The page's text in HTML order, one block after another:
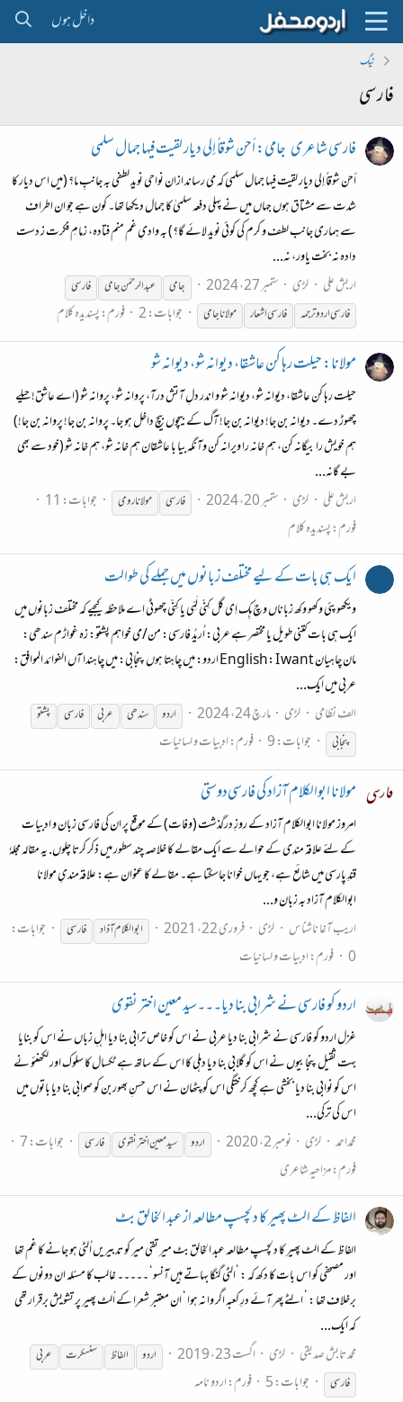
داخل ہوں
ٹیگ
فارسی
فارسی شاعری جامی: أحن شوقاً إلى ديار لقيت فيها جمال سلمی
أحن شوقاً إلى ديار لقيت فيها جمال سلمی که می رساند ازان نواحی نویدِ لطفی به جانبِ ما؟ (میں اس دیار کا
شدت سے مشتاق ہوں جہاں میں نے پہلی دفعہ سلمیٰ کا جمال دیکھا تھا۔ کون ہے جو ان اطراف
سے ہماری جانب لطف و کرم کی کوئی نوید لائے گا؟) به وادیِ غم منم فتاده، زمامِ فکرت ز دست
داده نه بخت یاور، نه...
اربش علی لڑی ستمبر 27، 2024 جامی عبدالرحمٰن جامی
فارسی
فارسیاردو ترجمہ فارسیاشعار مولانا جامی جوابات: 2 فورم:پسندیدہ کلام
مولانا: حیلت رها کن عاشقا، دیوانه شو، دیوانه شو
حیلت رها کن عاشقا، دیوانه شو، دیوانه شو و اندر دلِ آتش درآ، پروانه شو، پروانه شو (اے عاشق! حیلے
چھوڑ دے۔ دیوانہ بن جا! دیوانہ بن جا! آگ کے بیچوں بیچ داخل ہو جا۔ پروانہ بن جا! پروانہ بن جا!)
هم خویش را بیگانه کن، هم خانه را ویرانه کن وآنگه بیا با عاشقان هم خانه شو، هم خانه شو (خود سے بھی
بے گانہ...
اربش علی لڑی ستمبر 20، 2024 فارسی مولانا رومی
جوابات: 11
فورم:پسندیدہ کلام
ایک ہی بات کے لیے مختلف زبانوں میں جملے کی طوالت
ویکھو پئی وکھو وکھ زباناں وچ ہِک اِی گل کِنّی لَمِّی یا کِنِّی چھوٹی اے ملاحظہ کیجیے کہ مختلف زبانوں میں
ایک ہی بات کتنی طویل یا مختصر ہے عربی: اُریدُ فارسی: من/می خواہم پشتو: زہ غواڑم سندھی:
مان چاهيان English: I want اردو: میں چاہتا ہوں پنجابی: میں چاہندا آں الفوائد الموافق:
عربی میں ایک...
الف نظامی
لڑی مارچ 24، 2024 اردو سندھی عربی فارسی
پشتو
پنجابی
جوابات: 9 فورم:ادبیات و لسانیات
مولانا ابوالکلام آزاد کی فارسی‌دوستی
امروز مولانا ابوالکلام آزاد کے روزِ درگذشت (وفات) کے موقع پر ان کی فارسی زبان و ادبیات
کے لئے علاقہ مندی کے حوالے سے ایک مقالے کا خلاصہ چند سطور میں ذکر کرتا چلوں. یہ مقالہ مجلہٗ
قندِ پارسی میں شائع ہے، جو یہاں خوانا جاسکتا ہے۔ مقالے کا عنوان ہے: علاقه‌مندیِ مولانا
ابوالکلام آزاد به زبان و...
اریب آغا ناشناس
لڑی فروری 22، 2021 ابوالکلام آذاد فارسی
جوابات:
0 فورم:ادبیات و لسانیات
اردو کو فارسی نے شرابی بنا دیا۔۔۔سید معین اختر نقوی
غزل اردو کو فارسی نے شرابی بنا دیا عربی نے اس کو خاص ترابی بنا دیا اہلِ زباں نے اس کو بنایا
بہت ثقیل پنجابیوں نے اس کو گلابی بنا دیا دہلی کا اس کے ساتھ ہے ٹکسال کا سلوک اور لکھنئو نے
اس کو نوابی بنا دیا بخشی ہے کچھ کرختگی اس کو پٹھان نے اس حسنِ بھوربن کو صوابی بنا دیا باتوں میں
اس کی ترکی...
محمداحمد لڑی نومبر 2، 2020 اردو سید معین اختر نقوی فارسی
جوابات: 7
فورم:مزاحیہ شاعری
الفاظ کے الٹ پھیر کا دلچسپ مطالعہ از عبد الخالق بٹ
الفاظ کے الٹ پھیر کا دلچسپ مطالعہ عبد الخالق بٹ میر تقی میر کو تدبیریں اُلٹی ہو جانے کا غم تھا
اور مصحفی کو اس بات کا دکھ کہ : ’الٹی گنگا بہاتے ہیں آنسو‘ ۔۔۔۔۔ غالب کا مسئلہ ان دونوں کے
برخلاف تھا : ’ الٹے پھر آئے درِ کعبہ اگر وا نہ ہوا ‘ ان معتبر شعرا کے اُلٹ پھیر پر تشویش برقرار تھی
کہ ایک...
محمد تابش صدیقی
لڑی اگست 23، 2019 اردو الفاظ سنسکرت
عربی
فارسی
جوابات: 5 فورم:اردو نامہ